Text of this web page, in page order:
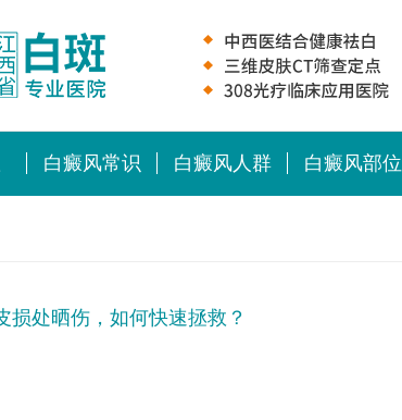
白癜风常识 白癜风人群 白癜风部位
损处晒伤，如何快速拯救？